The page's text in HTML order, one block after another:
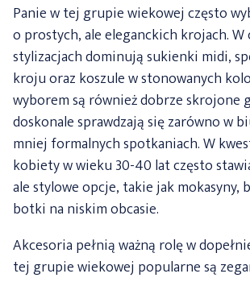
Panie w tej grupie wiekowej często
o prostych, ale eleganckich krojach.
stylizacjach dominują sukienki midi,
kroju oraz koszule w stonowanych
wyborem są również dobrze skrojone
doskonale sprawdzają się zarówno w
mniej formalnych spotkaniach. W
kobiety w wieku 30-40 lat często
ale stylowe opcje, takie jak mokasyny,
botki na niskim obcasie.
Akcesoria pełnią ważną rolę w
tej grupie wiekowej popularne są